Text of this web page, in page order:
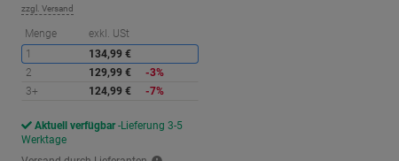
sparen
zzgl. Versand
Menge exkl. USt
1
134,99 €
2
129,99 €
-3%
3+
124,99 € -7%
Aktuell verfügbar Lieferung 3-5
Werktage